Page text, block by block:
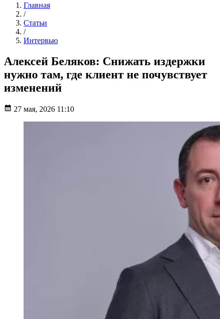
Главная
/
Статьи
/
Интервью
Алексей Беляков: Снижать издержки
нужно там, где клиент не почувствует
изменений
27 мая, 2026 11:10